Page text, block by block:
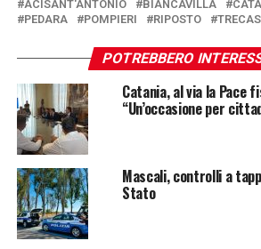
ACISANT'ANTONIO
BIANCAVILLA
PEDARA
POMPIERI RIPOSTO
POTREBBERO
Catania, al via la Pace
“Un’occasione per
Mascali, controlli a
Stato